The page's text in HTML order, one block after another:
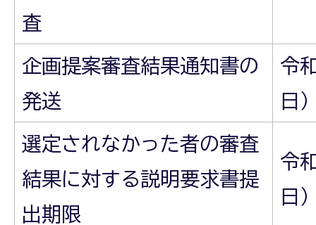
査
企画提案審査結果通知書の
発送
令
日
選定されなかった者の審査
結果に対する説明要求書提
出期限
令
日